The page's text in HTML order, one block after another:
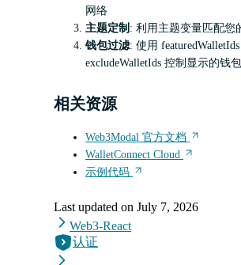
网络
主题定制 : 利用主题变量匹配您
钱包过滤: 使用 featuredWalletIds
excludeWalletIds 控制显示的钱包
相关资源
Web3Modal 官方文档
WalletConnect Cloud
示例代码
Last updated on July 7, 2026
Web3-React
认证